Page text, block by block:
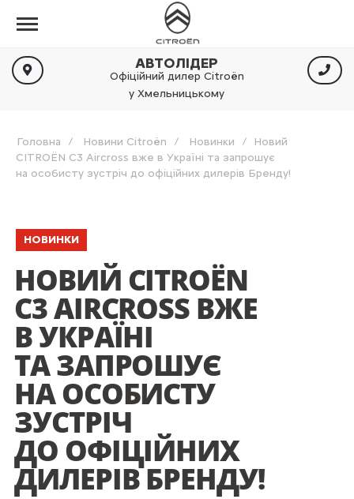
АВТОЛІДЕР
Офіційний дилер Citroën
у Хмельницькому
Головна Новини Citroën Новинки
Новий
CITROЁN C3 Aircross вже в Україні та запрошує
на особисту зустріч до офіційних дилерів Бренду!
НОВИНКИ
НОВИЙ CITROЁN
C3 AIRCROSS ВЖЕ
В УКРАЇНІ
ТА ЗАПРОШУЄ
НА ОСОБИСТУ
ЗУСТРІЧ
ДО ОФІЦІЙНИХ
ДИЛЕРІВ БРЕНДУ!